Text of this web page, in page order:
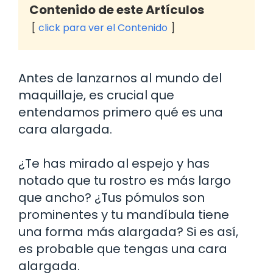
Contenido de este Artículos
click para ver el Contenido
Antes de lanzarnos al mundo del
maquillaje, es crucial que
entendamos primero qué es una
cara alargada.
¿Te has mirado al espejo y has
notado que tu rostro es más largo
que ancho? ¿Tus pómulos son
prominentes y tu mandíbula tiene
una forma más alargada? Si es así,
es probable que tengas una cara
alargada.